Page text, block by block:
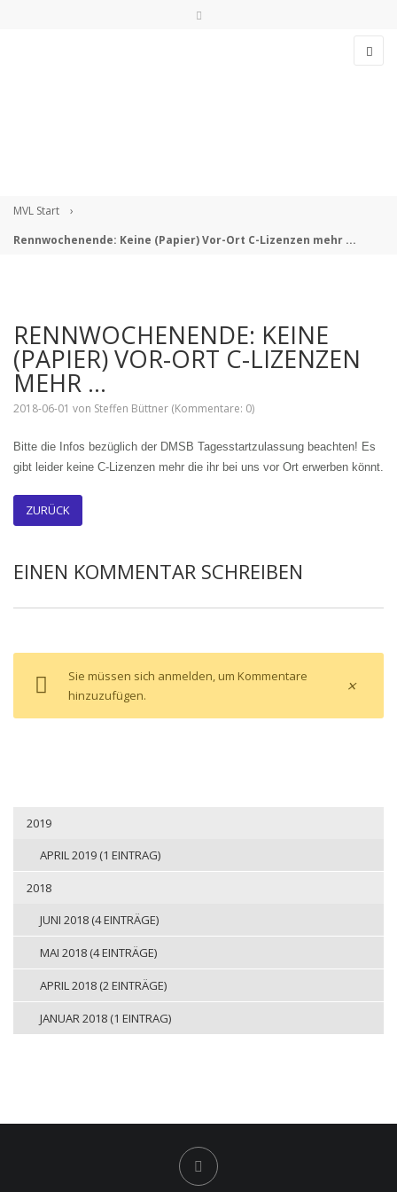
Anmelden
MVL Start
›
Rennwochenende: Keine (Papier) Vor-Ort C-Lizenzen mehr ...
RENNWOCHENENDE: KEINE
(PAPIER) VOR-ORT C-LIZENZEN
MEHR ...
2018-06-01 von Steffen Büttner (Kommentare: 0)
Bitte die Infos bezüglich der DMSB Tagesstartzulassung beachten! Es
gibt leider keine C-Lizenzen mehr die ihr bei uns vor Ort erwerben könnt.
ZURÜCK
EINEN KOMMENTAR SCHREIBEN
Sie müssen sich anmelden, um Kommentare
hinzuzufügen.
×
2019
APRIL 2019 (1 EINTRAG)
2018
JUNI 2018 (4 EINTRÄGE)
MAI 2018 (4 EINTRÄGE)
APRIL 2018 (2 EINTRÄGE)
JANUAR 2018 (1 EINTRAG)